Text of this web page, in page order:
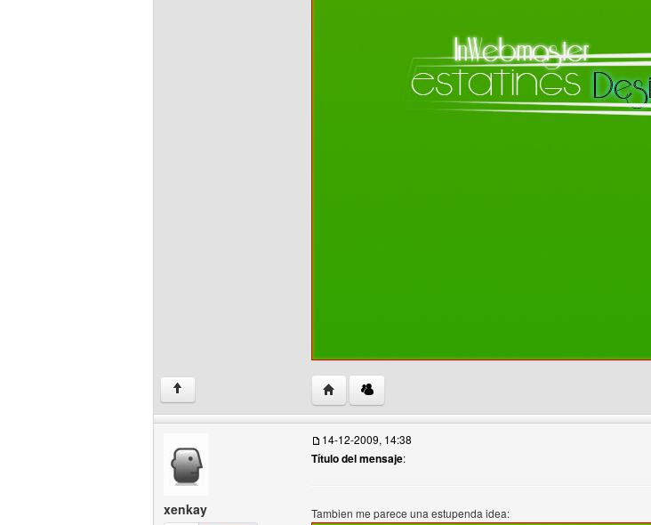
↑ Visitar sitio web del autor: statings
xenkay
14-12-2009, 14:38
Título del mensaje:
Tambien me parece una estupenda idea: